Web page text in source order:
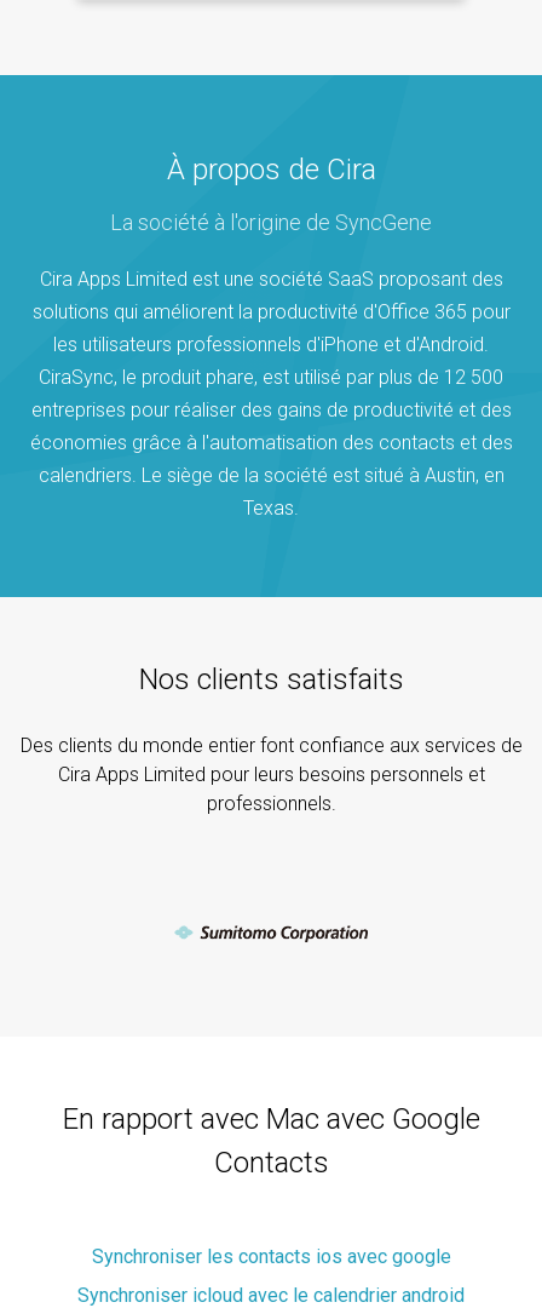
À propos de Cira
La société à l'origine de SyncGene
Cira Apps Limited est une société SaaS proposant des
solutions qui améliorent la productivité d'Office 365 pour
les utilisateurs professionnels d'iPhone et d'Android.
CiraSync, le produit phare, est utilisé par plus de 12 500
entreprises pour réaliser des gains de productivité et des
économies grâce à l'automatisation des contacts et des
calendriers. Le siège de la société est situé à Austin, en
Texas.
Nos clients satisfaits
Des clients du monde entier font confiance aux services de
Cira Apps Limited pour leurs besoins personnels et
professionnels.
En rapport avec Mac avec Google
Contacts
Synchroniser les contacts ios avec google
Synchroniser icloud avec le calendrier android